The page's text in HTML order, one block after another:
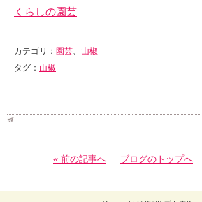
くらしの園芸
カテゴリ： 園芸、 山椒
タグ： 山椒
« 前の記事へ ブログのトップへ